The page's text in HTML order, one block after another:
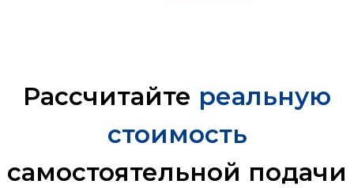
Рассчитайте реальную
стоимость
самостоятельной подачи